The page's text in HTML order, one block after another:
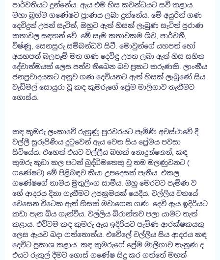
පාර්වතියට දුන්නේය. ඇය එම හිස කවන්ධයට සවි කළාය.
මහා බ්‍රහ්ම ගණේෂට ප්‍රාණය ලබා දුන්නේය. මේ අයුරින් ගණ
දෙවිදුන් උපන් සැටිත්, ඔහුට ඇත් හිසක් ලැබුණ සැටිත් පුරාණ
කතාවල සඳහන් වේ. මේ සෑම කතාවකම ශිව, පාර්වතී,
විෂ්ණු, සෙනසුරු සම්බන්ධව සිටී. මොවුන්ගේ යහපත් හෝ
අයහපත් බලපෑම් මත ගණ දෙවිඳු උපත ලබා ඇත් හිස සහිත
දේවාත්මයක් ලෙස පත්ව තිබෙන බව ප්‍රකට කරුණකි. ලාංකීය
ජනප්‍රවාදයකට අනුව ගණ දෙවියනට ඇත් හිසක් ලැබුණේ සිය
වැඩිමල් සොයුරා වූ කඳ කුමරුගේ ප්‍රේම මාලිගාව තැනීමට
ගොස්ය.
කඳ කුමරු ලංකාවේ රුහුණු පුරවරයට පැමිණි අවස්ථාවේ දී
වල්ලී සුරූපිණිය දුටුවෙන් ඇය වෙත සිය ප්‍රේමය පවසා
සිටියේය. එහෙත් එයට වල්ලීය බහක් නොදුන්නෙන්, කඳ
කුමරු කුඩා කල පටන් බුද්ධිමතෙකු වූ තම මලණුවනට (
ගණේෂට) මේ පිළිබඳව කියා උපදෙසක් පැතීය. එකල
ගණේෂගේ නාමය මුතුලිංග සාමීය. ඔහු මෙරටට පැමිණ ව
ගේ ආදරය දිනා ගැනීමට උපක්‍රමයක් යෙදීය. වල්ලිය වනයේ
වෙසෙන විටෙක ඇත් හිසක් මවාගෙන ගණ දෙවි ඇය ඉදිරියට
කඩා පැන බිය ගැන්වීය. වල්ලිය බිරාන්තව පලා යාමට තැත්
කළාය. එවිටම කඳ කුමරු ඇය ඉදිරියට පැමිණ ආරක්ෂකයකු
ලෙස ඇයව බදා ගත්තොත්ය. එවේලේ වල්ලිය සිය ආදරය කඳ
දෙවිට ප්‍රකාශ කළාය. කඳ කුමරුගේ ප්‍රේම මාලිගාව තැනුණ ද
එයට රුකුල් දීමට ගොස් ගණේෂ සිදු කර ගත්තේ මහත්